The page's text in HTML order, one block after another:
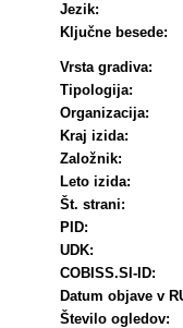
v 5\,\% povečanje
uvedba labirintnih
triboloških
na trenje, volumen
Zelo ugodne
nizkem trenju in
testiranje realnega
modificiranega
prevleke in vode
kjer se olja skuša
Jezik:
Ključne besede:
Vrsta gradiva:
Tipologija:
Organizacija:
Kraj izida:
Založnik:
Leto izida:
Št. strani:
PID:
UDK:
COBISS.SI-ID:
Datum objave v
Število ogledov: